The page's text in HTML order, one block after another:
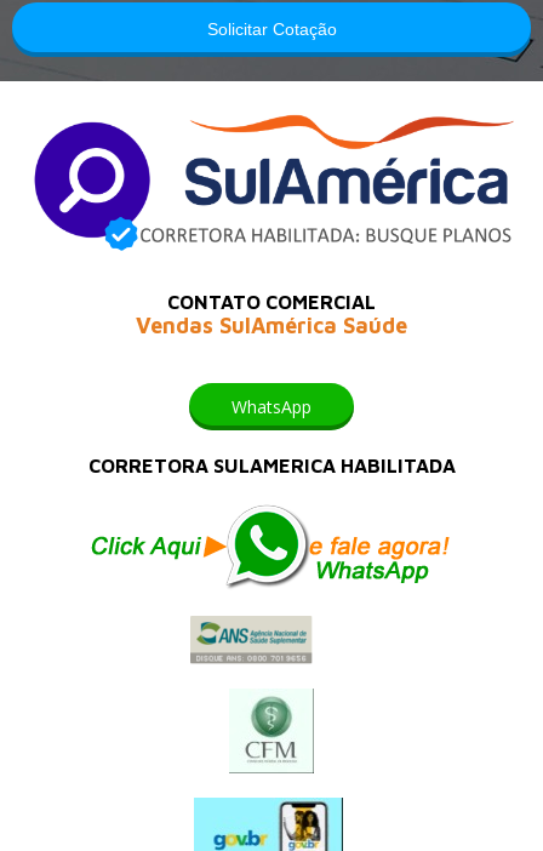
Solicitar Cotação
CONTATO COMERCIAL
Vendas SulAmérica Saúde
WhatsApp
CORRETORA SULAMERICA HABILITADA